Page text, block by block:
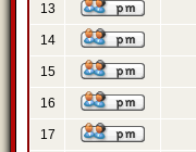
13
14
15
16
17